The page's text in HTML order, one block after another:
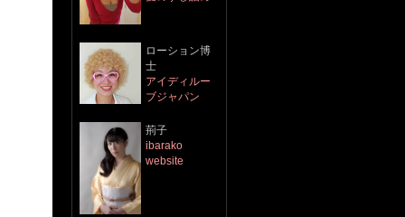
ローション博
士
アイディルー
ブジャパン
​荊子
ibarako
website